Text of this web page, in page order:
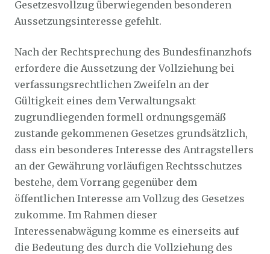
Gesetzesvollzug überwiegenden besonderen
Aussetzungsinteresse gefehlt.
Nach der Rechtsprechung des Bundesfinanzhofs
erfordere die Aussetzung der Vollziehung bei
verfassungsrechtlichen Zweifeln an der
Gültigkeit eines dem Verwaltungsakt
zugrundliegenden formell ordnungsgemäß
zustande gekommenen Gesetzes grundsätzlich,
dass ein besonderes Interesse des Antragstellers
an der Gewährung vorläufigen Rechtsschutzes
bestehe, dem Vorrang gegenüber dem
öffentlichen Interesse am Vollzug des Gesetzes
zukomme. Im Rahmen dieser
Interessenabwägung komme es einerseits auf
die Bedeutung des durch die Vollziehung des